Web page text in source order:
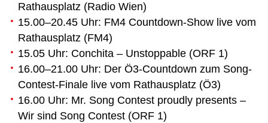
Rathausplatz (Radio Wien)
15.00–20.45 Uhr: FM4 Countdown-Show live vom
Rathausplatz (FM4)
15.05 Uhr: Conchita – Unstoppable (ORF 1)
16.00–21.00 Uhr: Der Ö3-Countdown zum Song-
Contest-Finale live vom Rathausplatz (Ö3)
16.00 Uhr: Mr. Song Contest proudly presents –
Wir sind Song Contest (ORF 1)